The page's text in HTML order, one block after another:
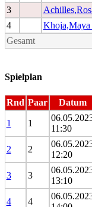
3
4
Khoja,Maya
Gesamt
Spielplan
Rnd Paar Datum
1 1
11:30
2 2
12:20
3 3
13:10
4 4